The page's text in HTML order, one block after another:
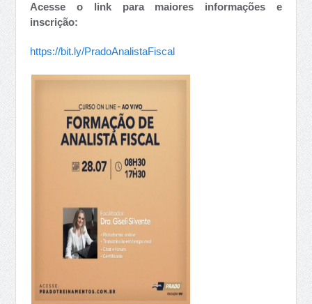
Acesse o link para maiores informações e
inscrição:
https://bit.ly/PradoAnalistaFiscal